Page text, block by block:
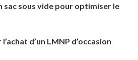
sac sous vide pour optimiser le
d’un LMNP d’occasion